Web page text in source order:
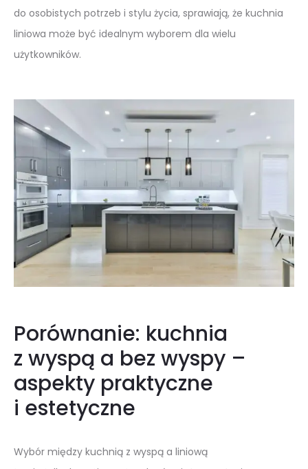
do osobistych potrzeb i stylu życia, sprawiają, że kuchnia
liniowa może być idealnym wyborem dla wielu
użytkowników.
Porównanie: kuchnia
z wyspą a bez wyspy –
aspekty praktyczne
i estetyczne
Wybór między kuchnią z wyspą a liniową